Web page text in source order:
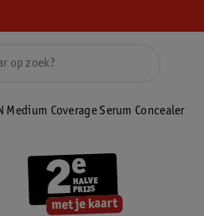
Coverage Serum Concealer